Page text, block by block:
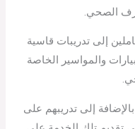
الصحي.
إلى تدريبات قاسية
والمواسير الخاصة
إلى تدريبهم على